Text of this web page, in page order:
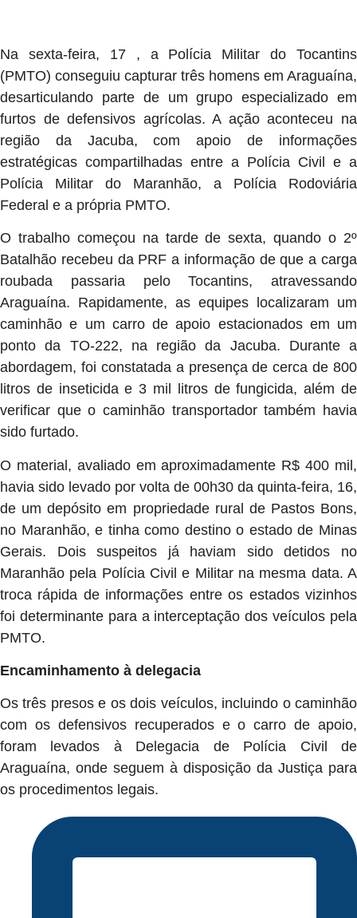
Na sexta-feira, 17 , a Polícia Militar do Tocantins
(PMTO) conseguiu capturar três homens em Araguaína,
desarticulando parte de um grupo especializado em
furtos de defensivos agrícolas. A ação aconteceu na
região da Jacuba, com apoio de informações
estratégicas compartilhadas entre a Polícia Civil e a
Polícia Militar do Maranhão, a Polícia Rodoviária
Federal e a própria PMTO.
O trabalho começou na tarde de sexta, quando o 2º
Batalhão recebeu da PRF a informação de que a carga
roubada passaria pelo Tocantins, atravessando
Araguaína. Rapidamente, as equipes localizaram um
caminhão e um carro de apoio estacionados em um
ponto da TO-222, na região da Jacuba. Durante a
abordagem, foi constatada a presença de cerca de 800
litros de inseticida e 3 mil litros de fungicida, além de
verificar que o caminhão transportador também havia
sido furtado.
O material, avaliado em aproximadamente R$ 400 mil,
havia sido levado por volta de 00h30 da quinta-feira, 16,
de um depósito em propriedade rural de Pastos Bons,
no Maranhão, e tinha como destino o estado de Minas
Gerais. Dois suspeitos já haviam sido detidos no
Maranhão pela Polícia Civil e Militar na mesma data. A
troca rápida de informações entre os estados vizinhos
foi determinante para a interceptação dos veículos pela
PMTO.
Encaminhamento à delegacia
Os três presos e os dois veículos, incluindo o caminhão
com os defensivos recuperados e o carro de apoio,
foram levados à Delegacia de Polícia Civil de
Araguaína, onde seguem à disposição da Justiça para
os procedimentos legais.